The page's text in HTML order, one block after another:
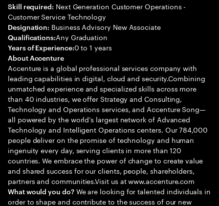
Skill required: Next Generation Customer Operations -
Customer Service Technology
Designation: Business Advisory New Associate
Qualifications:Any Graduation
Years of Experience:0 to 1 years
About Accenture
Accenture is a global professional services company with
leading capabilities in digital, cloud and security.Combining
unmatched experience and specialized skills across more
than 40 industries, we offer Strategy and Consulting,
Technology and Operations services, and Accenture Song—
all powered by the world’s largest network of Advanced
Technology and Intelligent Operations centers. Our 784,000
people deliver on the promise of technology and human
ingenuity every day, serving clients in more than 120
countries. We embrace the power of change to create value
and shared success for our clients, people, shareholders,
partners and communities.Visit us at www.accenture.com
What would you do?We are looking for talented individuals in
order to shape and contribute to the success of our new